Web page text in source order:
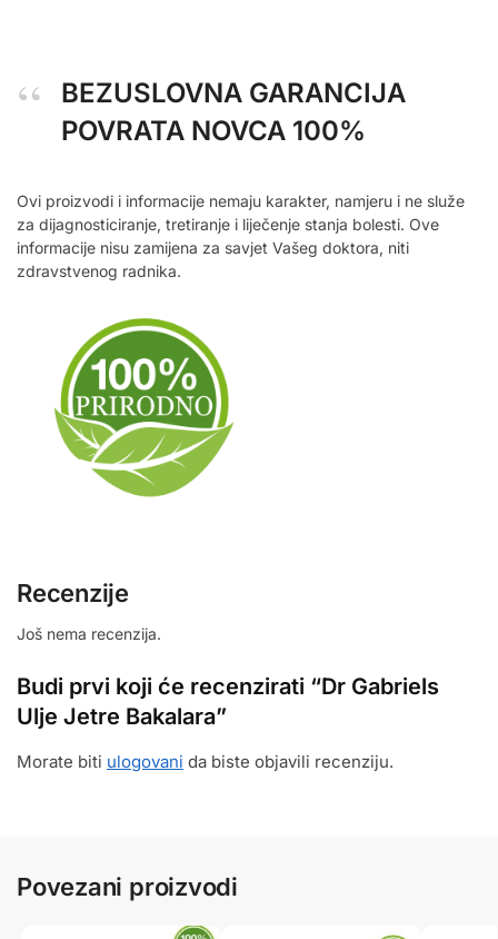
BEZUSLOVNA GARANCIJA
POVRATA NOVCA 100%
Ovi proizvodi i informacije nemaju karakter, namjeru i ne služe
za dijagnosticiranje, tretiranje i liječenje stanja bolesti. Ove
informacije nisu zamijena za savjet Vašeg doktora, niti
zdravstvenog radnika.
Recenzije
Još nema recenzija.
Budi prvi koji će recenzirati “Dr Gabriels
Ulje Jetre Bakalara”
Morate biti ulogovani da biste objavili recenziju.
Povezani proizvodi